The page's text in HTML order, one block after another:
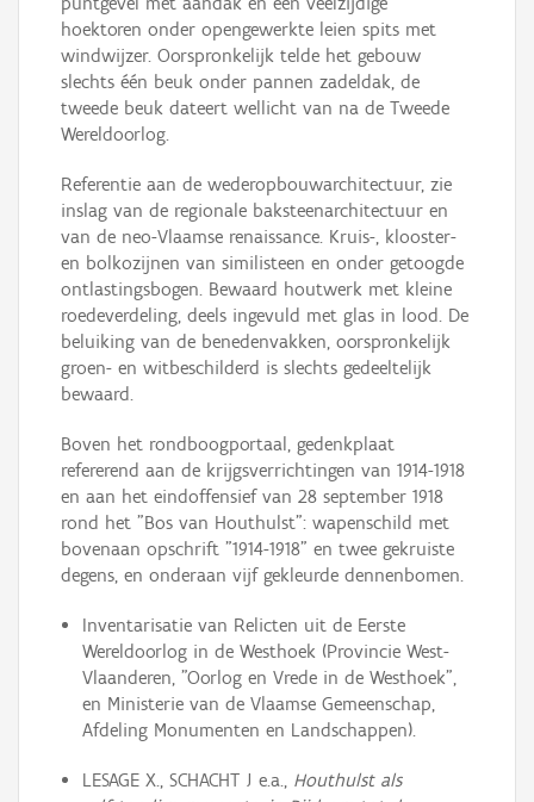
hoektoren onder opengewerkte leien spits met
windwijzer. Oorspronkelijk telde het gebouw
slechts één beuk onder pannen zadeldak, de
tweede beuk dateert wellicht van na de Tweede
Wereldoorlog.
Referentie aan de wederopbouwarchitectuur, zie
inslag van de regionale baksteenarchitectuur en
van de neo-Vlaamse renaissance. Kruis-, klooster-
en bolkozijnen van similisteen en onder getoogde
ontlastingsbogen. Bewaard houtwerk met kleine
roedeverdeling, deels ingevuld met glas in lood. De
beluiking van de benedenvakken, oorspronkelijk
groen- en witbeschilderd is slechts gedeeltelijk
bewaard.
Boven het rondboogportaal, gedenkplaat
refererend aan de krijgsverrichtingen van 1914-1918
en aan het eindoffensief van 28 september 1918
rond het "Bos van Houthulst": wapenschild met
bovenaan opschrift "1914-1918" en twee gekruiste
degens, en onderaan vijf gekleurde dennenbomen.
Inventarisatie van Relicten uit de Eerste
Wereldoorlog in de Westhoek (Provincie West-
Vlaanderen, "Oorlog en Vrede in de Westhoek",
en Ministerie van de Vlaamse Gemeenschap,
Afdeling Monumenten en Landschappen).
LESAGE X., SCHACHT J e.a., Houthulst als